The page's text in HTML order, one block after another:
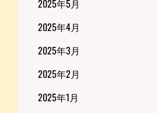
2025年5月
2025年4月
2025年3月
2025年2月
2025年1月